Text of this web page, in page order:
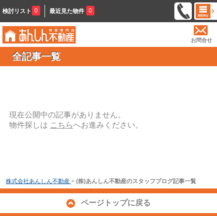
検討リスト 0 最近見た物件 0
お問合せ
全記事一覧
現在公開中の記事がありません。
物件探しは こちらへお進みください。
株式会社あんしん不動産 > (株)あんしん不動産のスタッフブログ記事一覧
ページトップに戻る